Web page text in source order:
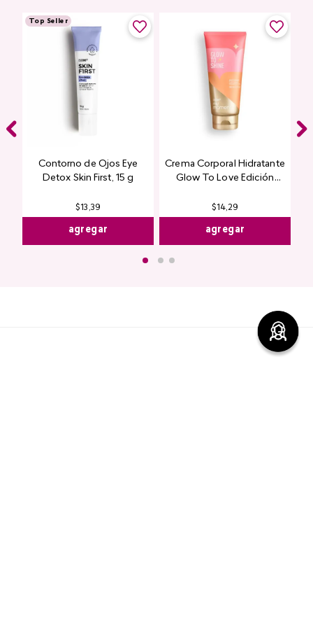
Top Seller
Contorno de Ojos Eye
Detox Skin First, 15 g
$13,39
agregar
Crema Corporal Hidratante
Glow To Love Edición
$14,29
agregar